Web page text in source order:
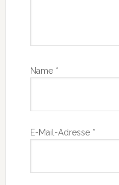
Name *
E-Mail-Adresse *